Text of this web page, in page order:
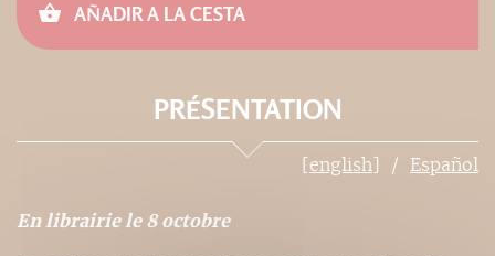
AÑADIR A LA CESTA
PRÉSENTATION
[english] Español
En librairie le 8 octobre